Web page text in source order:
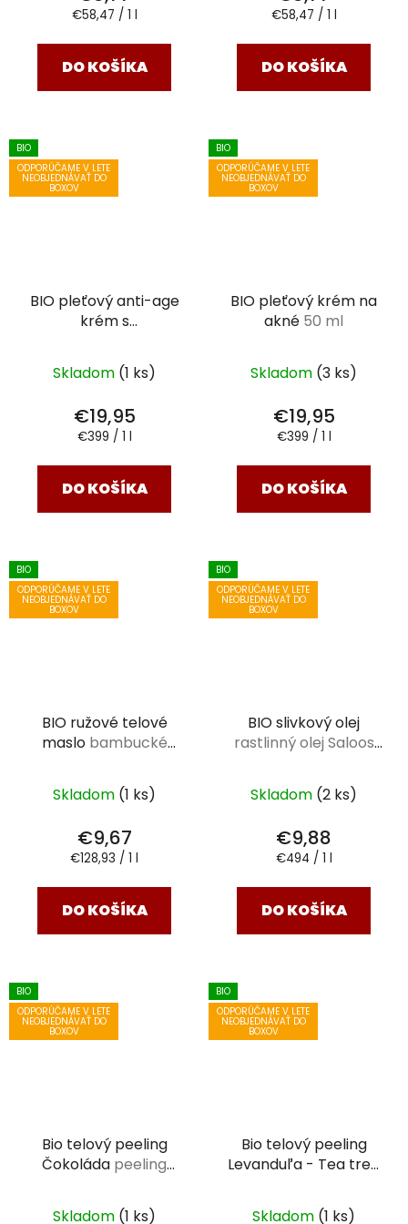
Jednotková
€58,47 / 1 l
DO KOŠÍKA
Jednotková
€58,47 / 1 l
DO KOŠÍKA
BIO
ODPORÚČAME V LETE
NEOBJEDNÁVAŤ DO
BOXOV
BIO pleťový anti-age
krém s
50 ml
Skladom (1 ks)
€19,95
Jednotková
€399 / 1 l
DO KOŠÍKA
BIO
ODPORÚČAME V LETE
NEOBJEDNÁVAŤ DO
BOXOV
BIO pleťový krém na
akné 50 ml
Skladom (3 ks)
€19,95
Jednotková
€399 / 1 l
DO KOŠÍKA
BIO
ODPORÚČAME V LETE
NEOBJEDNÁVAŤ DO
BOXOV
BIO ružové telové
maslo bambucké
Skladom (1 ks)
€9,67
Jednotková
€128,93 / 1 l
DO KOŠÍKA
BIO
ODPORÚČAME V LETE
NEOBJEDNÁVAŤ DO
BOXOV
BIO slivkový olej
rastlinný olej Saloos
Skladom (2 ks)
€9,88
Jednotková
€494 / 1 l
DO KOŠÍKA
BIO
ODPORÚČAME V LETE
NEOBJEDNÁVAŤ DO
BOXOV
Bio telový peeling
Čokoláda peeling
Skladom (1 ks)
BIO
ODPORÚČAME V LETE
NEOBJEDNÁVAŤ DO
BOXOV
Bio telový peeling
Levanduľa - Tea tree
Skladom (1 ks)